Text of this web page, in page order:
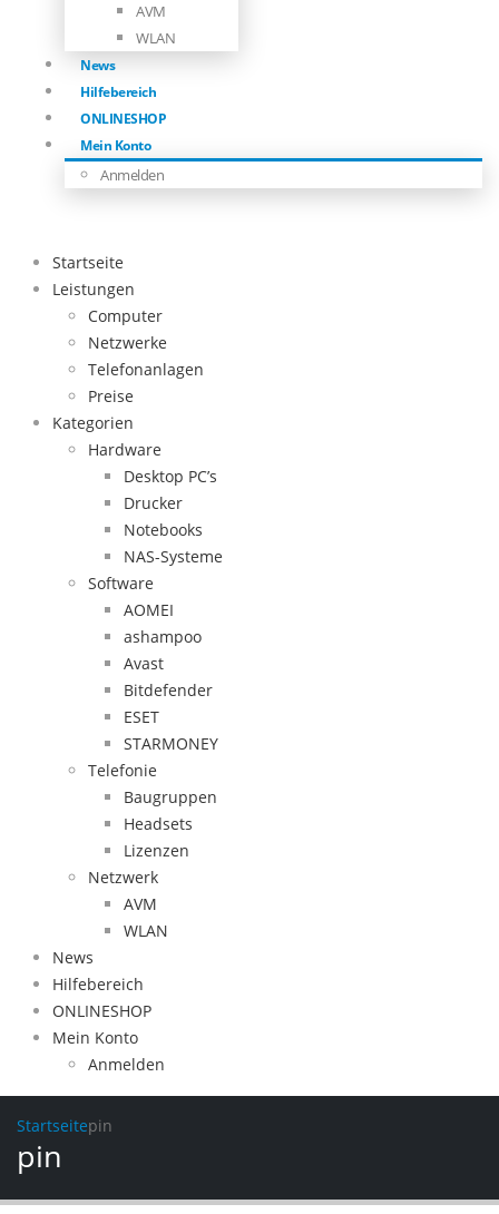
AVM
WLAN
News
Hilfebereich
ONLINESHOP
Mein Konto
Anmelden
Startseite
Leistungen
Computer
Netzwerke
Telefonanlagen
Preise
Kategorien
Hardware
Desktop PC’s
Drucker
Notebooks
NAS-Systeme
Software
AOMEI
ashampoo
Avast
Bitdefender
ESET
STARMONEY
Telefonie
Baugruppen
Headsets
Lizenzen
Netzwerk
AVM
WLAN
News
Hilfebereich
ONLINESHOP
Mein Konto
Anmelden
Startseitepin
pin